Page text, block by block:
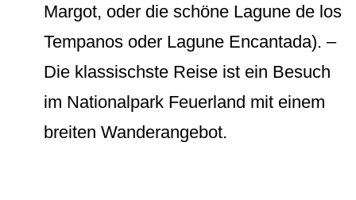
Margot, oder die schöne Lagune de los
Tempanos oder Lagune Encantada). –
Die klassischste Reise ist ein Besuch
im Nationalpark Feuerland mit einem
breiten Wanderangebot.